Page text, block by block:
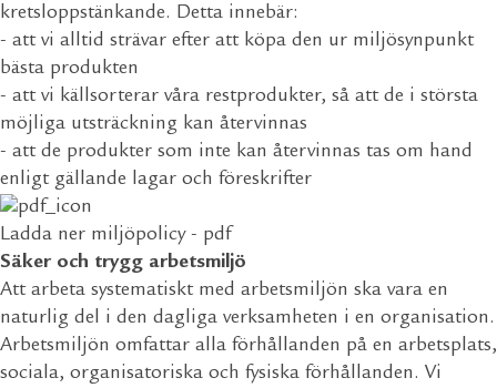
kretsloppstänkande. Detta innebär:
- att vi alltid strävar efter att köpa den ur miljösynpunkt
bästa produkten
- att vi källsorterar våra restprodukter, så att de i största
möjliga utsträckning kan återvinnas
- att de produkter som inte kan återvinnas tas om hand
enligt gällande lagar och föreskrifter
Ladda ner miljöpolicy - pdf
Säker och trygg arbetsmiljö
Att arbeta systematiskt med arbetsmiljön ska vara en
naturlig del i den dagliga verksamheten i en organisation.
Arbetsmiljön omfattar alla förhållanden på en arbetsplats,
sociala, organisatoriska och fysiska förhållanden. Vi